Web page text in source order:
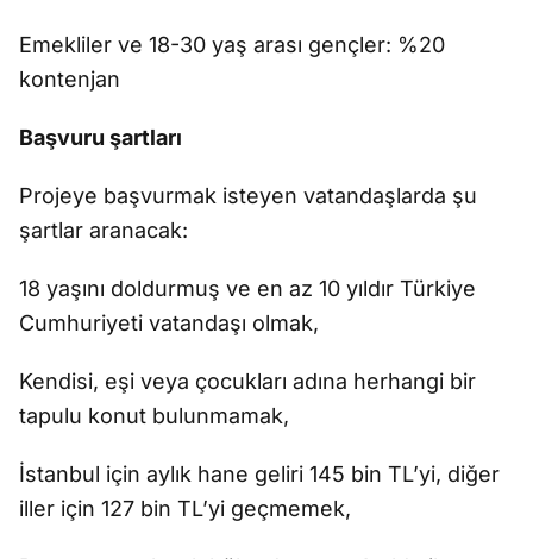
Emekliler ve 18-30 yaş arası gençler: %20
kontenjan
Başvuru şartları
Projeye başvurmak isteyen vatandaşlarda şu
şartlar aranacak:
18 yaşını doldurmuş ve en az 10 yıldır Türkiye
Cumhuriyeti vatandaşı olmak,
Kendisi, eşi veya çocukları adına herhangi bir
tapulu konut bulunmamak,
İstanbul için aylık hane geliri 145 bin TL’yi, diğer
iller için 127 bin TL’yi geçmemek,